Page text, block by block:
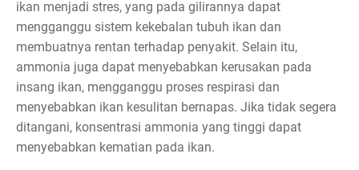
ikan menjadi stres, yang pada gilirannya dapat
mengganggu sistem kekebalan tubuh ikan dan
membuatnya rentan terhadap penyakit. Selain itu,
ammonia juga dapat menyebabkan kerusakan pada
insang ikan, mengganggu proses respirasi dan
menyebabkan ikan kesulitan bernapas. Jika tidak segera
ditangani, konsentrasi ammonia yang tinggi dapat
menyebabkan kematian pada ikan.